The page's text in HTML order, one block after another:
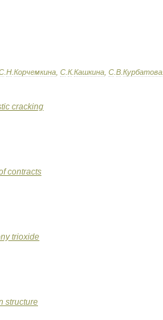
Н Корчемкина С К.Кашкина С В Курбатова
cracking
contracts
trioxide
structure